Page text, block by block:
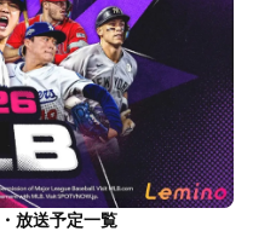
放送予定一覧